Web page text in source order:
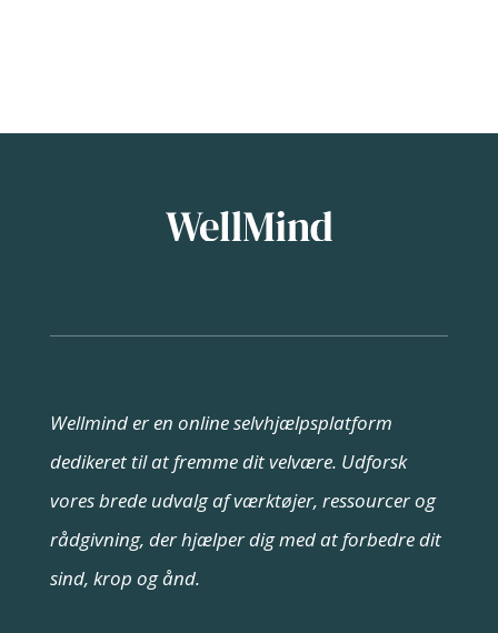
Wellmind er en online selvhjælpsplatform
dedikeret til at fremme dit velvære. Udforsk
vores brede udvalg af værktøjer, ressourcer og
rådgivning, der hjælper dig med at forbedre dit
sind, krop og ånd.